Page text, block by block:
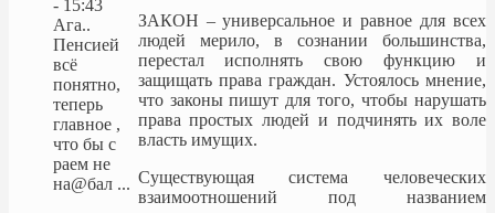
ЗАКОН – универсальное и равное для всех
людей мерило, в сознании большинства,
перестал исполнять свою функцию и
защищать права граждан. Устоялось мнение,
что законы пишут для того, чтобы нарушать
права простых людей и подчинять их воле
власть имущих.
Существующая система человеческих
взаимоотношений под названием
- 15:43
Ага..
Пенсией
всё
понятно,
теперь
главное ,
что бы с
раем не
на@бал ...